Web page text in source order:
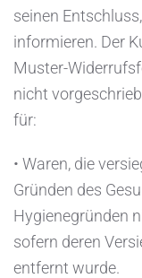
seinen
informieren. Der
Muster-
nicht
für:
• Waren, die
Gründen des
Hygienegründen
sofern deren
entfernt wurde.